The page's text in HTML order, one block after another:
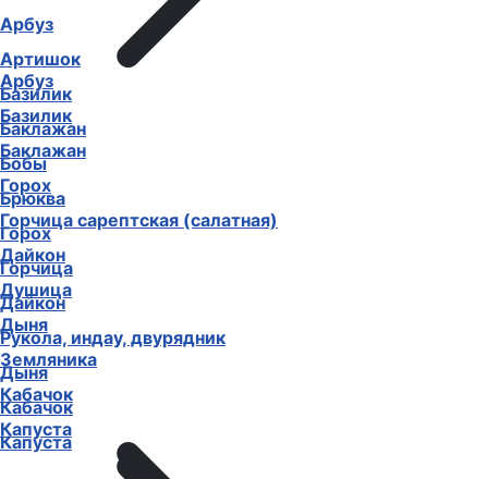
Арбуз
Базилик
Баклажан
Горох
Горчица сарептская (салатная)
Дайкон
Душица
Дыня
Земляника
Кабачок
Капуста
Арбуз
Артишок
Базилик
Баклажан
Бобы
Брюква
Горох
Горчица
Дайкон
Рукола, индау, двурядник
Дыня
Кабачок
Капуста